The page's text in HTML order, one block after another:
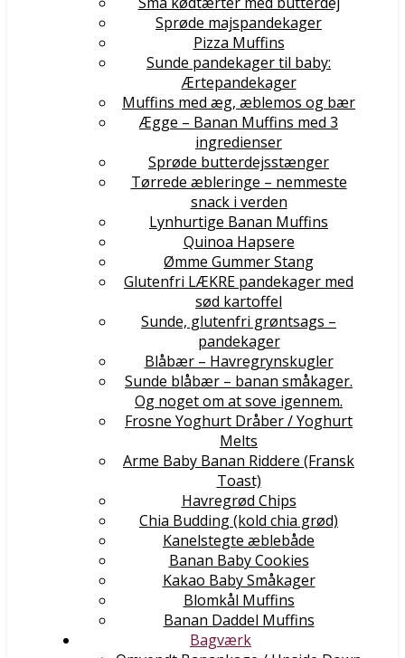
Sprøde majspandekager
Pizza Muffins
Sunde pandekager til baby:
Ærtepandekager
Muffins med æg, æblemos og bær
Ægge – Banan Muffins med 3
ingredienser
Sprøde butterdejsstænger
Tørrede æbleringe – nemmeste
snack i verden
Lynhurtige Banan Muffins
Quinoa Hapsere
Ømme Gummer Stang
Glutenfri LÆKRE pandekager med
sød kartoffel
Sunde, glutenfri grøntsags –
pandekager
Blåbær – Havregrynskugler
Sunde blåbær – banan småkager.
Og noget om at sove igennem.
Frosne Yoghurt Dråber / Yoghurt
Melts
Arme Baby Banan Riddere (Fransk
Toast)
Havregrød Chips
Chia Budding (kold chia grød)
Kanelstegte æblebåde
Banan Baby Cookies
Kakao Baby Småkager
Blomkål Muffins
Banan Daddel Muffins
Bagværk